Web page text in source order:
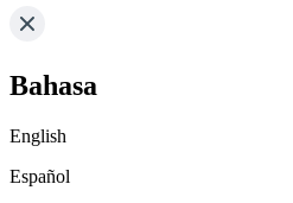
Bahasa
English
Español